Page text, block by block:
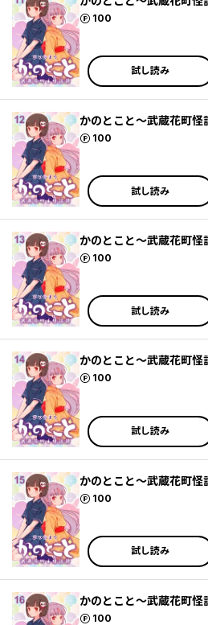
100
ポイント
試し読み
かのとこと～武蔵花町怪
100
ポイント
試し読み
かのとこと～武蔵花町怪
100
ポイント
試し読み
かのとこと～武蔵花町怪
100
ポイント
試し読み
かのとこと～武蔵花町怪
100
ポイント
試し読み
かのとこと～武蔵花町怪
100
ポイント